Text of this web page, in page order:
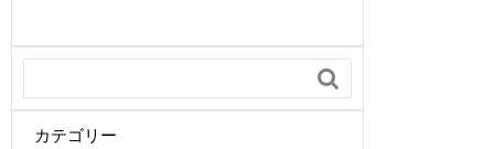

カテゴリー